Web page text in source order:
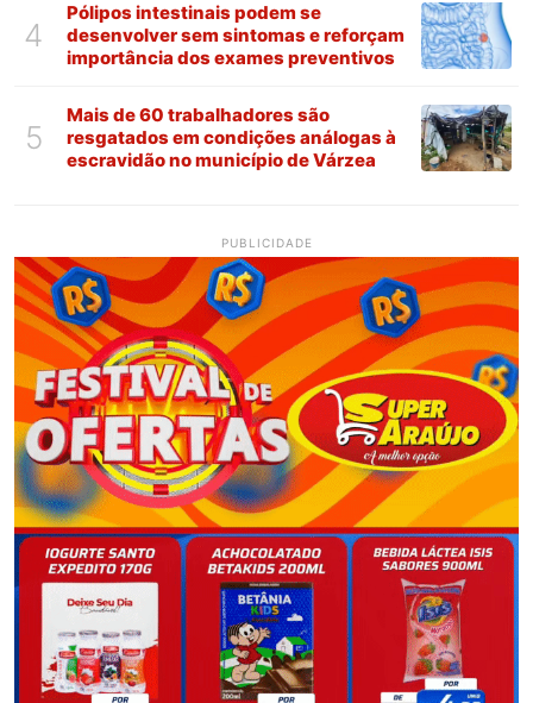
4
Pólipos intestinais podem se
desenvolver sem sintomas e reforçam
importância dos exames preventivos
5
Mais de 60 trabalhadores são
resgatados em condições análogas à
escravidão no município de Várzea
PUBLICIDADE